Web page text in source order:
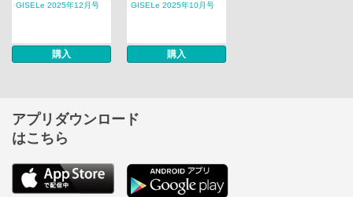
GISELe 2025年12月号
購入
GISELe 2025年10月号
購入
アプリダウンロード
はこちら